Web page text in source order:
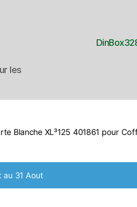
les
Blanche XL³125 401861 pour
au 31 Aout